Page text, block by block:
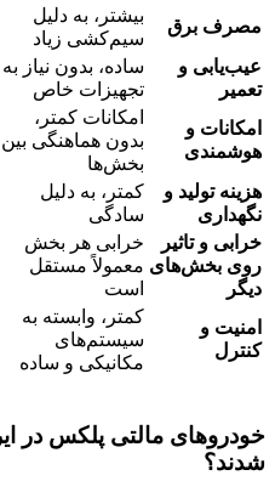
مصرف برق
بیشتر، به دلیل
سیم‌کشی زیاد
عیب‌یابی و
تعمیر
ساده، بدون نیاز به
تجهیزات خاص
امکانات و
هوشمندی
امکانات کمتر،
بدون هماهنگی بین
بخش‌ها
هزینه تولید و
نگهداری
کمتر، به دلیل
سادگی
خرابی و تاثیر
روی بخش‌های
دیگر
خرابی هر بخش
معمولاً مستقل
است
امنیت و
کنترل
کمتر، وابسته به
سیستم‌های
مکانیکی و ساده
خودروهای مالتی پلکس در
شدند؟